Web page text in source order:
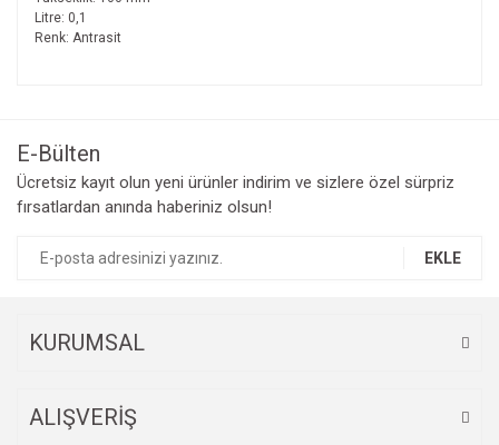
Litre: 0,1
Renk: Antrasit
Ürün resmi kalitesiz, bozuk veya görüntülenemiyor.
Ürün açıklamasında eksik bilgiler bulunuyor.
E-Bülten
Ücretsiz kayıt olun yeni ürünler indirim ve sizlere özel sürpriz
fırsatlardan anında haberiniz olsun!
EKLE
KURUMSAL
ALIŞVERİŞ